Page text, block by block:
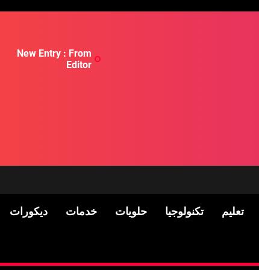
New Entry : From
Editor
تعليم تكنولوجيا حلويات خدمات ديكورات